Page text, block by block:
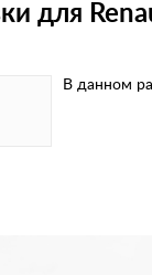
для
В данном